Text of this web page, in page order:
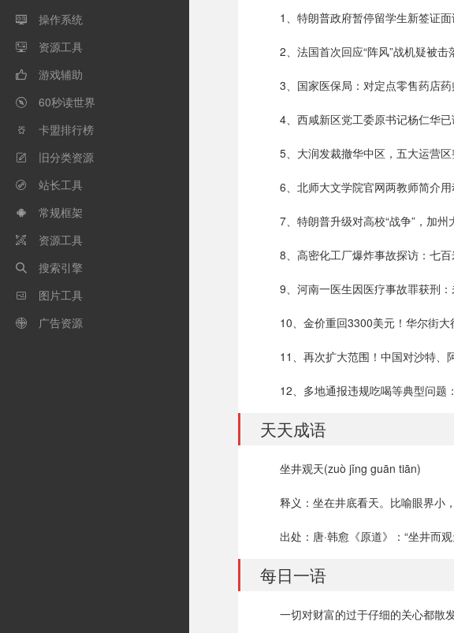
 操作系统
 资源工具
 游戏辅助
 60秒读世界
 卡盟排行榜
 旧分类资源
 站长工具
 常规框架
 资源工具
 搜索引擎
 图片工具
 广告资源
1、特朗普政府暂停留学生新签证
2、法国首次回应“阵风”战机疑被
3、国家医保局：对定点零售药店药
4、西咸新区党工委原书记杨仁华
5、大润发裁撤华中区，五大运营
6、北师大文学院官网两教师简介
7、特朗普升级对高校“战争”，加
8、高密化工厂爆炸事故探访：七
9、河南一医生因医疗事故罪获刑
10、金价重回3300美元！华尔街
11、再次扩大范围！中国对沙特、
12、多地通报违规吃喝等典型问题
天天成语
坐井观天(zuò jǐng guān tiān)
释义：坐在井底看天。比喻眼界小，
出处：唐·韩愈《原道》：“坐井而
每日一语
一切对财富的过于仔细的关心都散